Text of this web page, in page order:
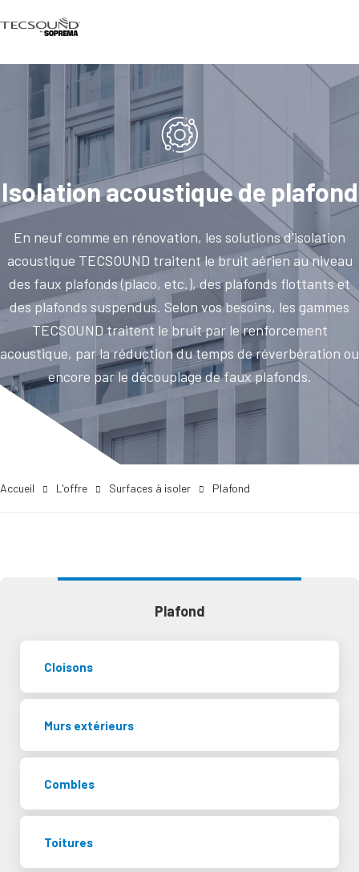
Isolation acoustique de plafond
En neuf comme en rénovation, les solutions d'isolation
acoustique TECSOUND traitent le bruit aérien au niveau
des faux plafonds (placo, etc.), des plafonds flottants et
des plafonds suspendus. Selon vos besoins, les gammes
TECSOUND traitent le bruit par le renforcement
acoustique, par la réduction du temps de réverbération ou
encore par le découplage de faux plafonds.
Accueil L'offre Surfaces à isoler Plafond
Plafond
Cloisons
Murs extérieurs
Combles
Toitures